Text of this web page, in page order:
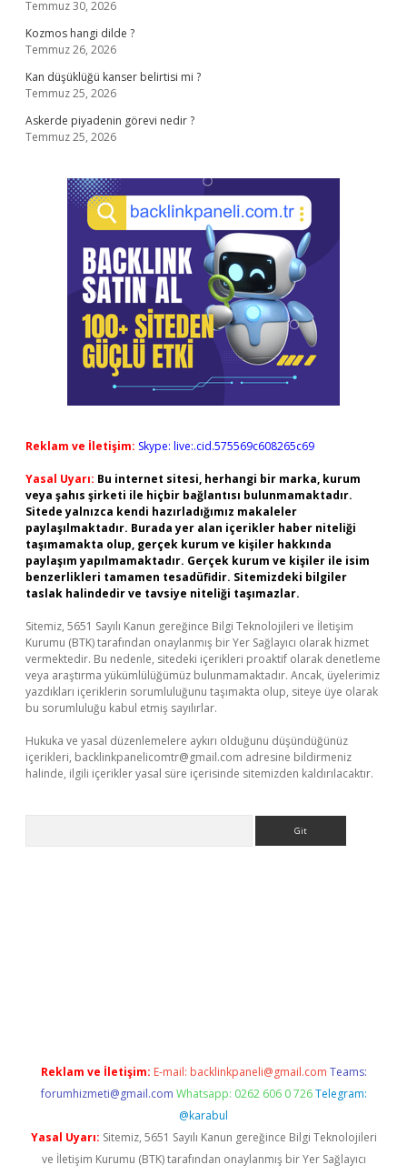
Temmuz 30, 2026
Kozmos hangi dilde ?
Temmuz 26, 2026
Kan düşüklüğü kanser belirtisi mi ?
Temmuz 25, 2026
Askerde piyadenin görevi nedir ?
Temmuz 25, 2026
Reklam ve İletişim: Skype: live:.cid.575569c608265c69
Yasal Uyarı: Bu internet sitesi, herhangi bir marka, kurum
veya şahıs şirketi ile hiçbir bağlantısı bulunmamaktadır.
Sitede yalnızca kendi hazırladığımız makaleler
paylaşılmaktadır. Burada yer alan içerikler haber niteliği
taşımamakta olup, gerçek kurum ve kişiler hakkında
paylaşım yapılmamaktadır. Gerçek kurum ve kişiler ile isim
benzerlikleri tamamen tesadüfidir. Sitemizdeki bilgiler
taslak halindedir ve tavsiye niteliği taşımazlar.
Sitemiz, 5651 Sayılı Kanun gereğince Bilgi Teknolojileri ve İletişim
Kurumu (BTK) tarafından onaylanmış bir Yer Sağlayıcı olarak hizmet
vermektedir. Bu nedenle, sitedeki içerikleri proaktif olarak denetleme
veya araştırma yükümlülüğümüz bulunmamaktadır. Ancak, üyelerimiz
yazdıkları içeriklerin sorumluluğunu taşımakta olup, siteye üye olarak
bu sorumluluğu kabul etmiş sayılırlar.
Hukuka ve yasal düzenlemelere aykırı olduğunu düşündüğünüz
içerikleri, backlinkpanelicomtr@gmail.com adresine bildirmeniz
halinde, ilgili içerikler yasal süre içerisinde sitemizden kaldırılacaktır.
Reklam ve İletişim: E-mail: backlinkpaneli@gmail.com Teams:
forumhizmeti@gmail.com Whatsapp: 0262 606 0 726 Telegram:
@karabul
Yasal Uyarı: Sitemiz, 5651 Sayılı Kanun gereğince Bilgi Teknolojileri
ve İletişim Kurumu (BTK) tarafından onaylanmış bir Yer Sağlayıcı